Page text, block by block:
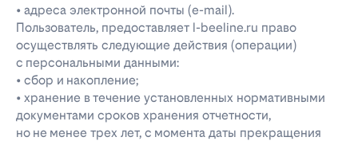
• адреса электронной почты (e-mail).
Пользователь, предоставляет l-beeline.ru право
осуществлять следующие действия (операции)
с персональными данными:
• сбор и накопление;
• хранение в течение установленных нормативными
документами сроков хранения отчетности,
но не менее трех лет, с момента даты прекращения